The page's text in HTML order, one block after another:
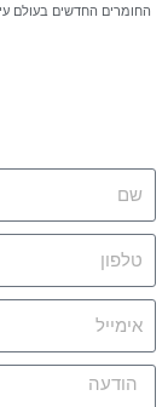
החומרים החדשים בעולם